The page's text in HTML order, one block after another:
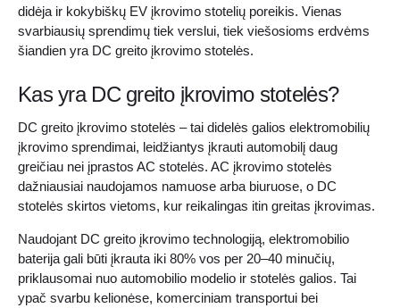
didėja ir kokybiškų EV įkrovimo stotelių poreikis. Vienas
svarbiausių sprendimų tiek verslui, tiek viešosioms erdvėms
šiandien yra DC greito įkrovimo stotelės.
Kas yra DC greito įkrovimo stotelės?
DC greito įkrovimo stotelės – tai didelės galios elektromobilių
įkrovimo sprendimai, leidžiantys įkrauti automobilį daug
greičiau nei įprastos AC stotelės. AC įkrovimo stotelės
dažniausiai naudojamos namuose arba biuruose, o DC
stotelės skirtos vietoms, kur reikalingas itin greitas įkrovimas.
Naudojant DC greito įkrovimo technologiją, elektromobilio
baterija gali būti įkrauta iki 80% vos per 20–40 minučių,
priklausomai nuo automobilio modelio ir stotelės galios. Tai
ypač svarbu kelionėse, komerciniam transportui bei